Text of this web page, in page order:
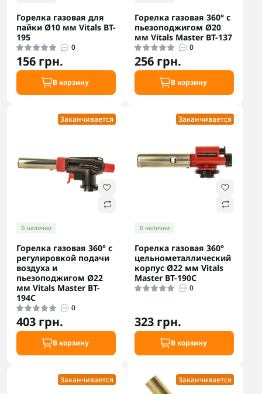
Горелка газовая для
пайки Ø10 мм Vitals BT-
195
0
156 грн.
В корзину
Горелка газовая 360° с
пьезоподжигом Ø20
мм Vitals Master BT-137
0
256 грн.
В корзину
Заканчивается
В наличии
Горелка газовая 360° с
регулировкой подачи
воздуха и
пьезоподжигом Ø22
мм Vitals Master BT-
194С
0
403 грн.
В корзину
Заканчивается
В наличии
Горелка газовая 360°
цельнометаллический
корпус Ø22 мм Vitals
Master BT-190С
0
323 грн.
В корзину
Заканчивается Заканчивается